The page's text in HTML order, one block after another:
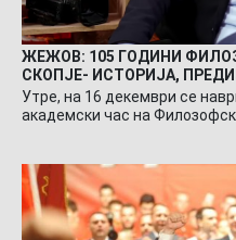
ЖЕЖОВ: 105 ГОДИНИ
СКОПЈЕ- ИСТОРИЈА,
Утре, на 16 декември се
академски час на